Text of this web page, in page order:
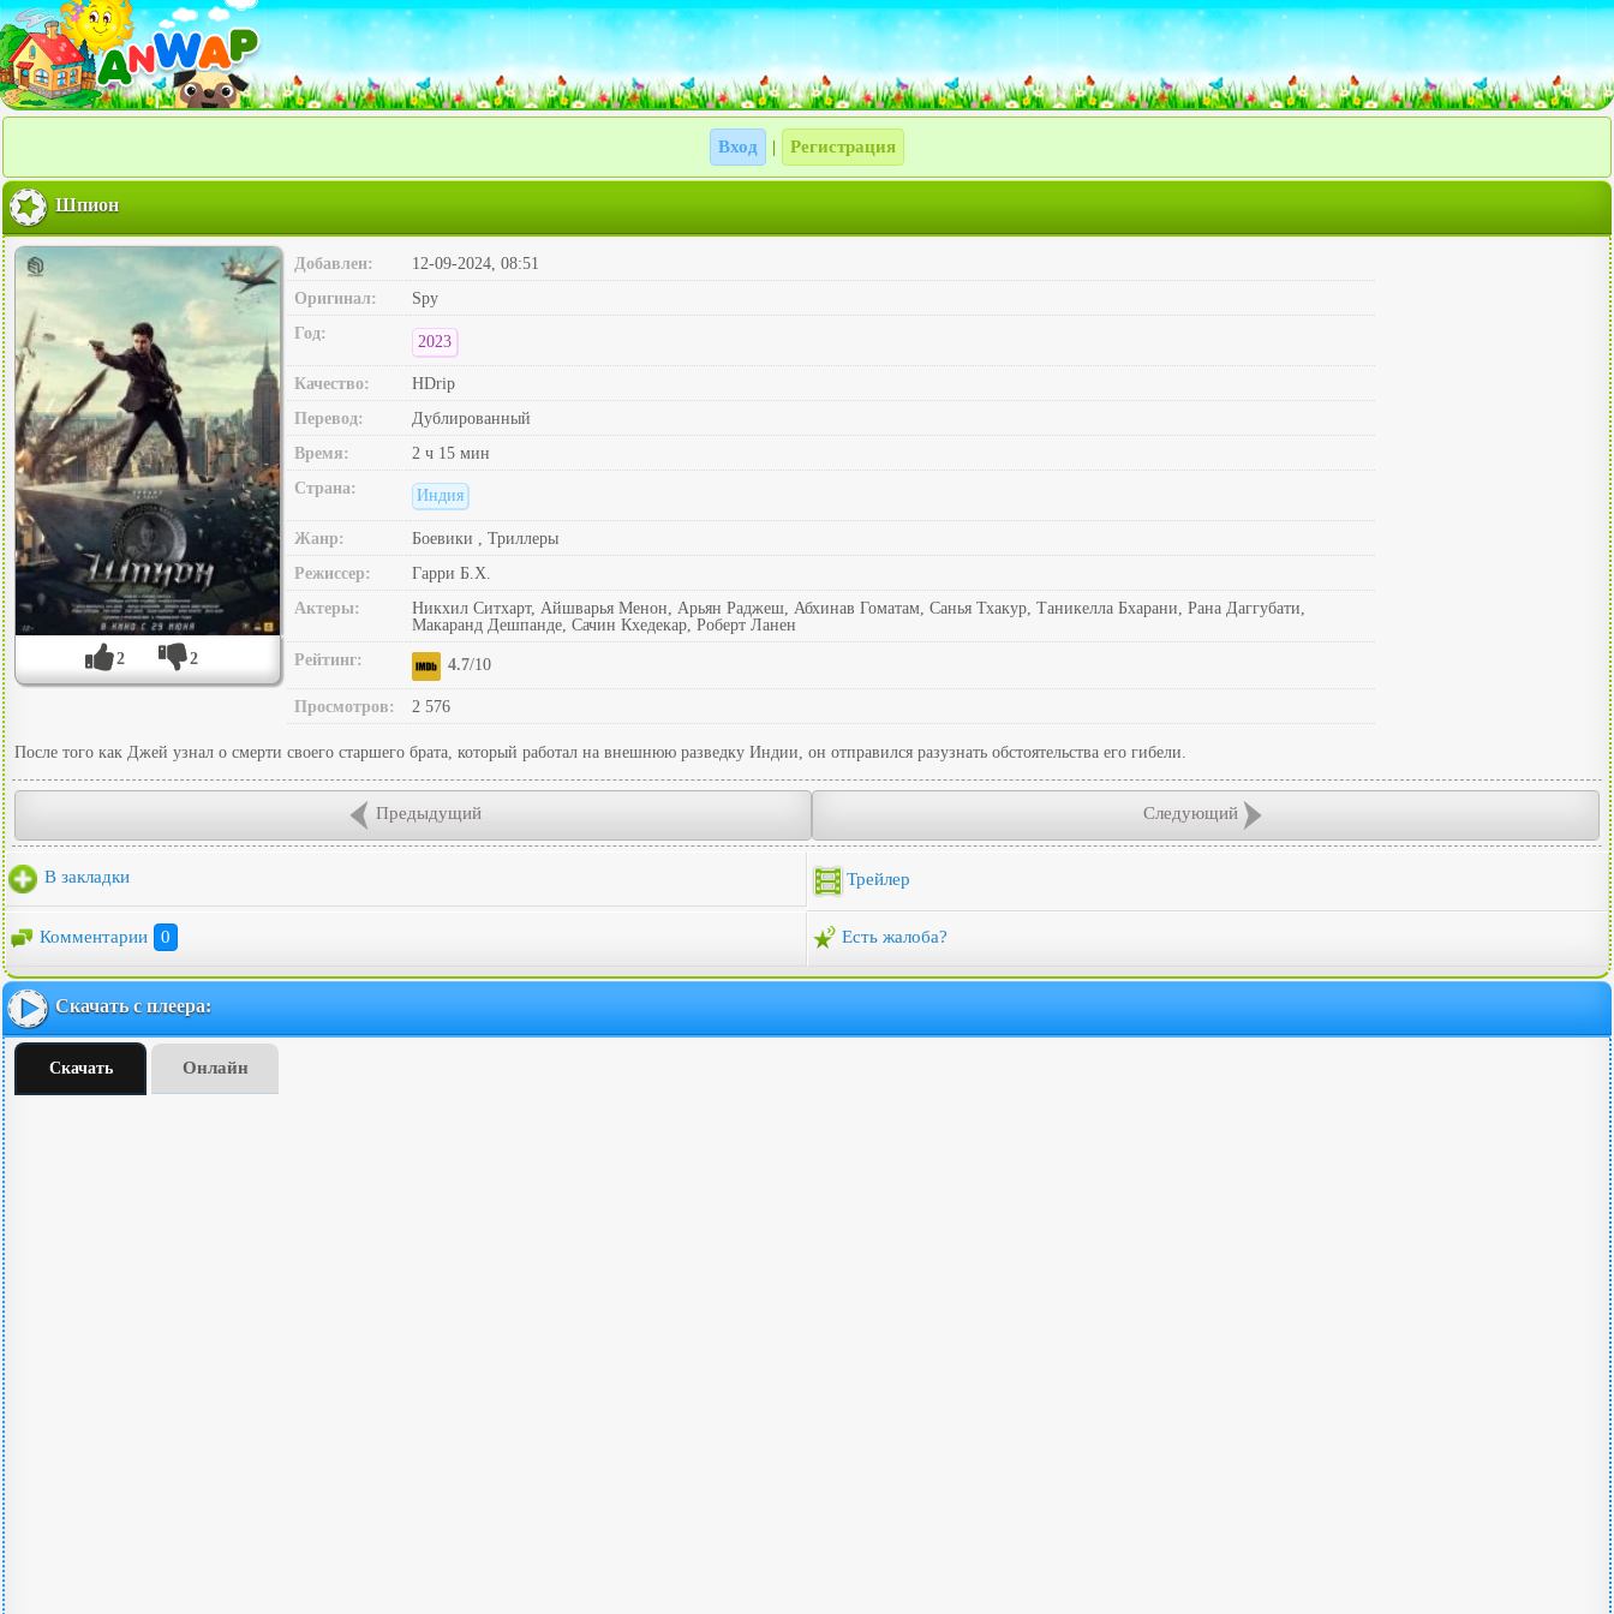
Вход Регистрация
Шпион
2 2
Добавлен:
12-09-2024, 08:51
Оригинал:
Spy
Год:
2023
Качество:
HDrip
Перевод:
Дублированный
Время:
2 ч 15 мин
Страна:
Индия
Жанр:
Боевики , Триллеры
Режиссер:
Гарри Б.Х.
Актеры:
Никхил Ситхарт, Айшварья Менон, Арьян Раджеш, Абхинав Гоматам, Санья Тхакур, Таникелла Бхарани, Рана Даггубати,
Макаранд Дешпанде, Сачин Кхедекар, Роберт Ланен
Рейтинг:
4.7/10
Просмотров: 2 576
После того как Джей узнал о смерти своего старшего брата, который работал на внешнюю разведку Индии, он отправился разузнать обстоятельства его гибели.
Предыдущий Следующий
В закладки Трейлер
Комментарии 0 Есть жалоба?
Скачать с плеера:
Скачать Онлайн